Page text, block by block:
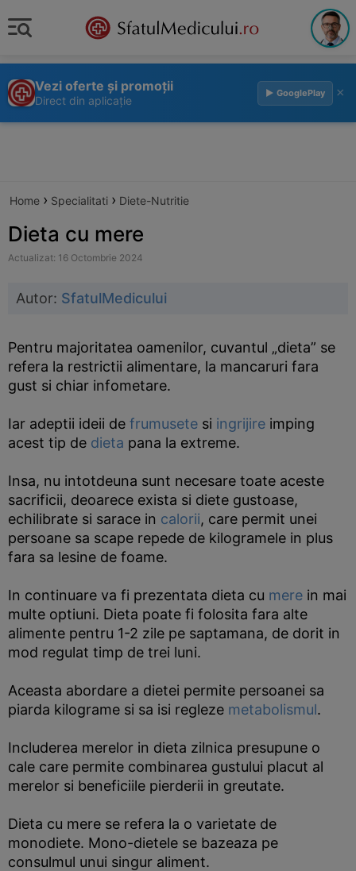
Vezi oferte și promoții
Direct din aplicație
▶ GooglePlay ×
Home › Specialitati › Diete-Nutritie
Dieta cu mere
Actualizat: 16 Octombrie 2024
Autor: SfatulMedicului
Pentru majoritatea oamenilor, cuvantul „dieta” se
refera la restrictii alimentare, la mancaruri fara
gust si chiar infometare.
Iar adeptii ideii de frumusete si ingrijire imping
acest tip de dieta pana la extreme.
Insa, nu intotdeuna sunt necesare toate aceste
sacrificii, deoarece exista si diete gustoase,
echilibrate si sarace in calorii, care permit unei
persoane sa scape repede de kilogramele in plus
fara sa lesine de foame.
In continuare va fi prezentata dieta cu mere in mai
multe optiuni. Dieta poate fi folosita fara alte
alimente pentru 1-2 zile pe saptamana, de dorit in
mod regulat timp de trei luni.
Aceasta abordare a dietei permite persoanei sa
piarda kilograme si sa isi regleze metabolismul.
Includerea merelor in dieta zilnica presupune o
cale care permite combinarea gustului placut al
merelor si beneficiile pierderii in greutate.
Dieta cu mere se refera la o varietate de
monodiete. Mono-dietele se bazeaza pe
consulmul unui singur aliment.